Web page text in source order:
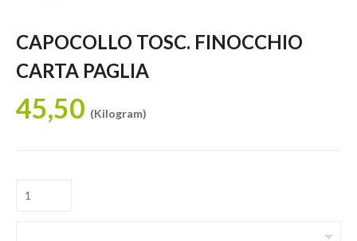
CAPOCOLLO TOSC. FINOCCHIO
CARTA PAGLIA
45,50 (Kilogram)